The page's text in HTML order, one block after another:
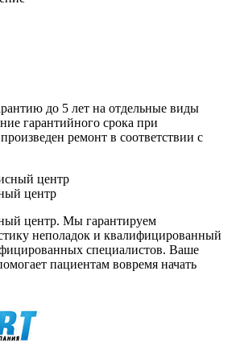
до 5 лет на отдельные виды
гарантийного срока при
ремонт в соответствии с
центр
центр. Мы гарантируем
неполадок и квалифицированный
специалистов. Ваше
пациентам вовремя начать